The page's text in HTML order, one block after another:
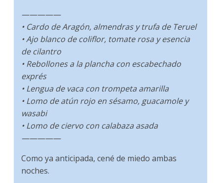
—————
• Cardo de Aragón, almendras y trufa de Teruel
• Ajo blanco de coliflor, tomate rosa y esencia
de cilantro
• Rebollones a la plancha con escabechado
exprés
• Lengua de vaca con trompeta amarilla
• Lomo de atún rojo en sésamo, guacamole y
wasabi
• Lomo de ciervo con calabaza asada
—————
Como ya anticipada, cené de miedo ambas
noches.